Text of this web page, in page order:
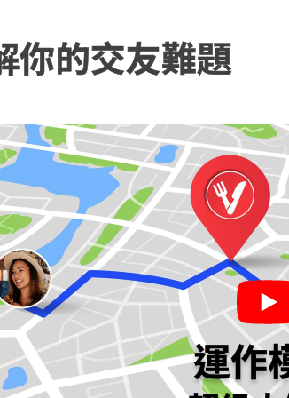
你的交友難題
運作